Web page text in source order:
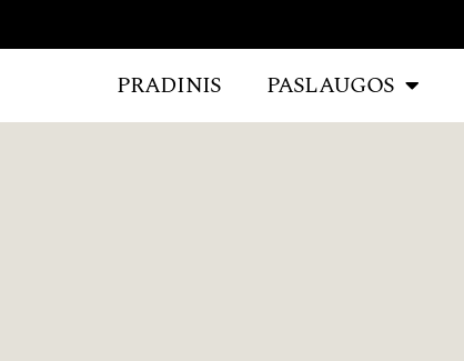
PRADINIS PASLAUGOS